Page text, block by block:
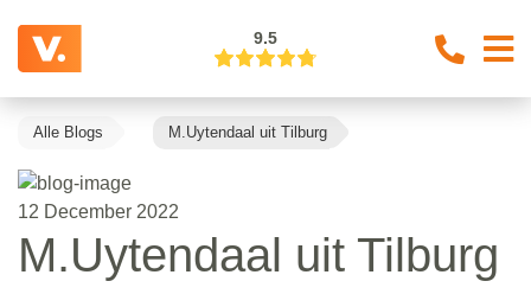
9.5
Alle Blogs M.Uytendaal uit Tilburg
12 December 2022
M.Uytendaal uit Tilburg